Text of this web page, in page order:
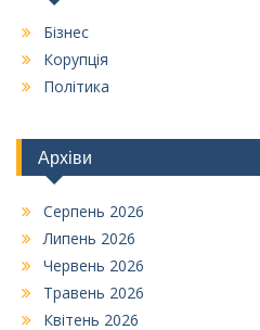
Бізнес
Корупція
Політика
Архіви
Серпень 2026
Липень 2026
Червень 2026
Травень 2026
Квітень 2026